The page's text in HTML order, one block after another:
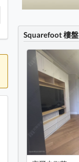
Squarefoot 樓盤